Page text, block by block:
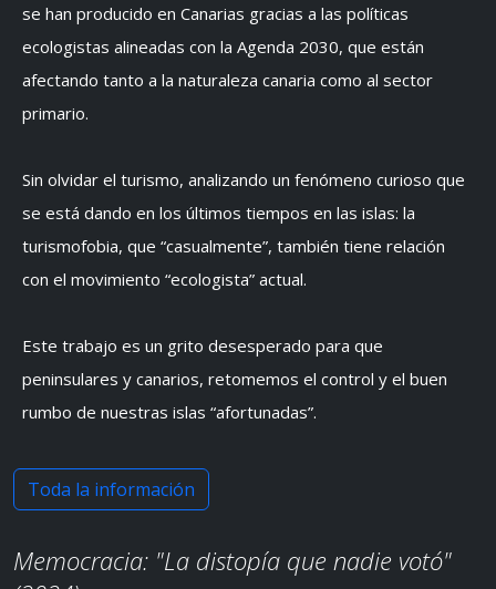
se han producido en Canarias gracias a las políticas
ecologistas alineadas con la Agenda 2030, que están
afectando tanto a la naturaleza canaria como al sector
primario.
Sin olvidar el turismo, analizando un fenómeno curioso que
se está dando en los últimos tiempos en las islas: la
turismofobia, que “casualmente”, también tiene relación
con el movimiento “ecologista” actual.
Este trabajo es un grito desesperado para que
peninsulares y canarios, retomemos el control y el buen
rumbo de nuestras islas “afortunadas”.
Toda la información
Memocracia: "La distopía que nadie votó"